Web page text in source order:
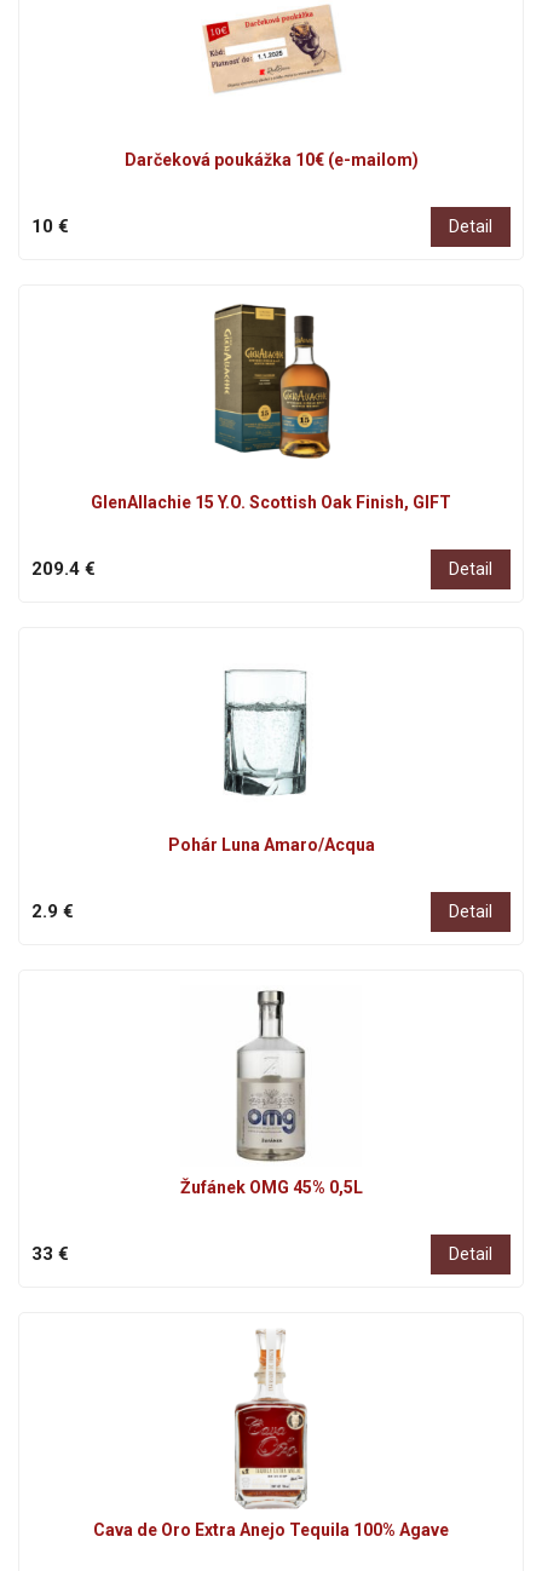
Darčeková poukážka 10€ (e-mailom)
10 € Detail
GlenAllachie 15 Y.O. Scottish Oak Finish, GIFT
209.4 € Detail
Pohár Luna Amaro/Acqua
2.9 € Detail
Žufánek OMG 45% 0,5L
33 € Detail
Cava de Oro Extra Anejo Tequila 100% Agave